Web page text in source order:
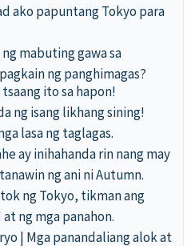
ako papuntang Tokyo para
mabuting gawa sa
ng panghimagas?
ito sa hapon!
ng isang likhang sining!
lasa ng taglagas.
ay inihahanda rin nang may
ng ani ni Autumn.
ng Tokyo, tikman ang
ng mga panahon.
| Mga panandaliang alok at